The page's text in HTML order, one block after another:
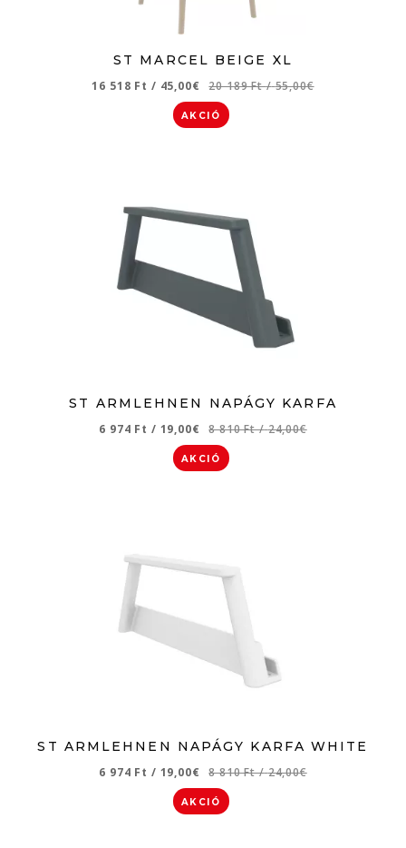
ST MARCEL BEIGE XL
16 518 Ft / 45,00€ 20 189 Ft/ 55,00€
AKCIÓ
ST ARMLEHNEN NAPÁGY KARFA
6 974 Ft / 19,00€ 8 810 Ft/ 24,00€
AKCIÓ
ST ARMLEHNEN NAPÁGY KARFA WHITE
6 974 Ft / 19,00€ 8 810 Ft/ 24,00€
AKCIÓ